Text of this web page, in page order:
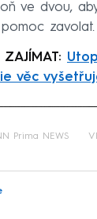
ve dvou,
zavolat.
ZAJÍMAT:
věc
Prima NEWS